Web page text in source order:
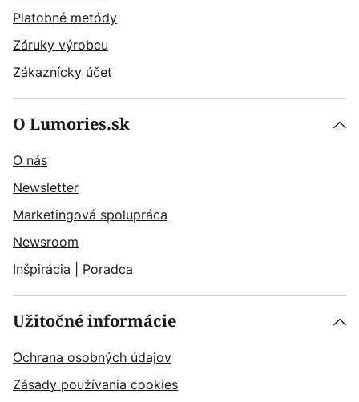
Platobné metódy
Záruky výrobcu
Zákaznícky účet
O Lumories.sk
O nás
Newsletter
Marketingová spolupráca
Newsroom
Inšpirácia
Poradca
Užitočné informácie
Ochrana osobných údajov
Zásady používania cookies